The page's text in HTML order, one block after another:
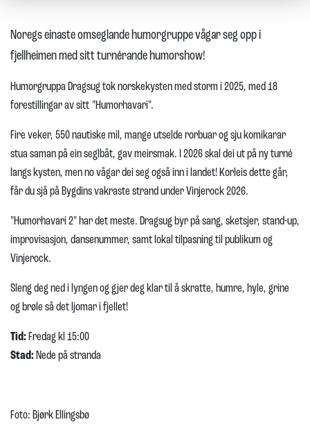
Noregs einaste omseglande humorgruppe vågar seg opp i
fjellheimen med sitt turnérande humorshow!
Humorgruppa Dragsug tok norskekysten med storm i 2025, med 18
forestillingar av sitt "Humorhavari".
Fire veker, 550 nautiske mil, mange utselde rorbuar og sju komikarar
stua saman på ein seglbåt, gav meirsmak. I 2026 skal dei ut på ny turné
langs kysten, men no vågar dei seg også inn i landet! Korleis dette går,
får du sjå på Bygdins vakraste strand under Vinjerock 2026.
"Humorhavari 2" har det meste. Dragsug byr på sang, sketsjer, stand-up,
improvisasjon, dansenummer, samt lokal tilpasning til publikum og
Vinjerock.
Sleng deg ned i lyngen og gjer deg klar til å skratte, humre, hyle, grine
og brøle så det ljomar i fjellet!
Tid:Fredag kl 15:00
Stad:Nede på stranda
Foto: Bjørk Ellingsbø